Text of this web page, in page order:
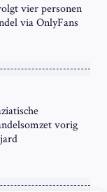
vier personen
via OnlyFans
vorig